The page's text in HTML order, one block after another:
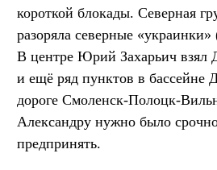
короткой блокады. Северная
разоряла северные
В центре Юрий Захарьич взял
и ещё ряд пунктов в бассейне
дороге Смоленск-Полоцк-
Александру нужно было
предпринять.